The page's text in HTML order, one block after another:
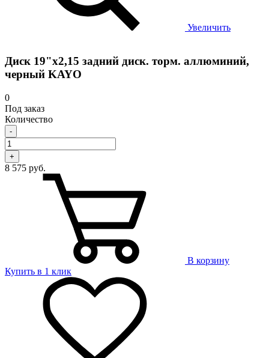
Увеличить
Диск 19"х2,15 задний диск. торм. аллюминий,
черный KAYO
0
Под заказ
Количество
-
+
8 575 руб.
В корзину
Купить в 1 клик